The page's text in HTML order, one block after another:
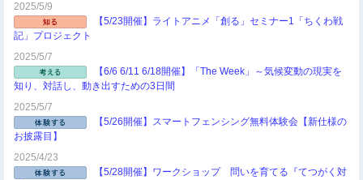
2025/5/9
【5/23開催】ライトアニメ「創る」セミナー1「ちくわ戦
記」プロジェクト
2025/5/7
【6/6 6/11 6/18開催】「The Week」～気候変動の現実を
知り、対話し、動き出すための3日間
2025/5/7
【5/26開催】スマートフェンシング無料体験会【新仕様の
お披露目】
2025/4/23
【5/28開催】ワークショップ 問いを育てる『てつがく対